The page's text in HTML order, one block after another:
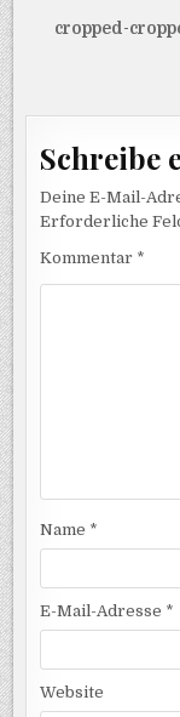
cropped-
Schreibe
Deine E-Mail-
Erforderliche
Kommentar *
Name *
E-Mail-Adresse *
Website